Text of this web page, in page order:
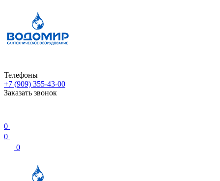
Телефоны
+7 (909) 355-43-00
Заказать звонок
0
0
0